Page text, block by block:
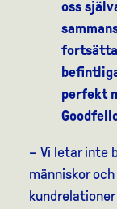
oss
fortsätta
perfekt
– Vi letar inte
människor